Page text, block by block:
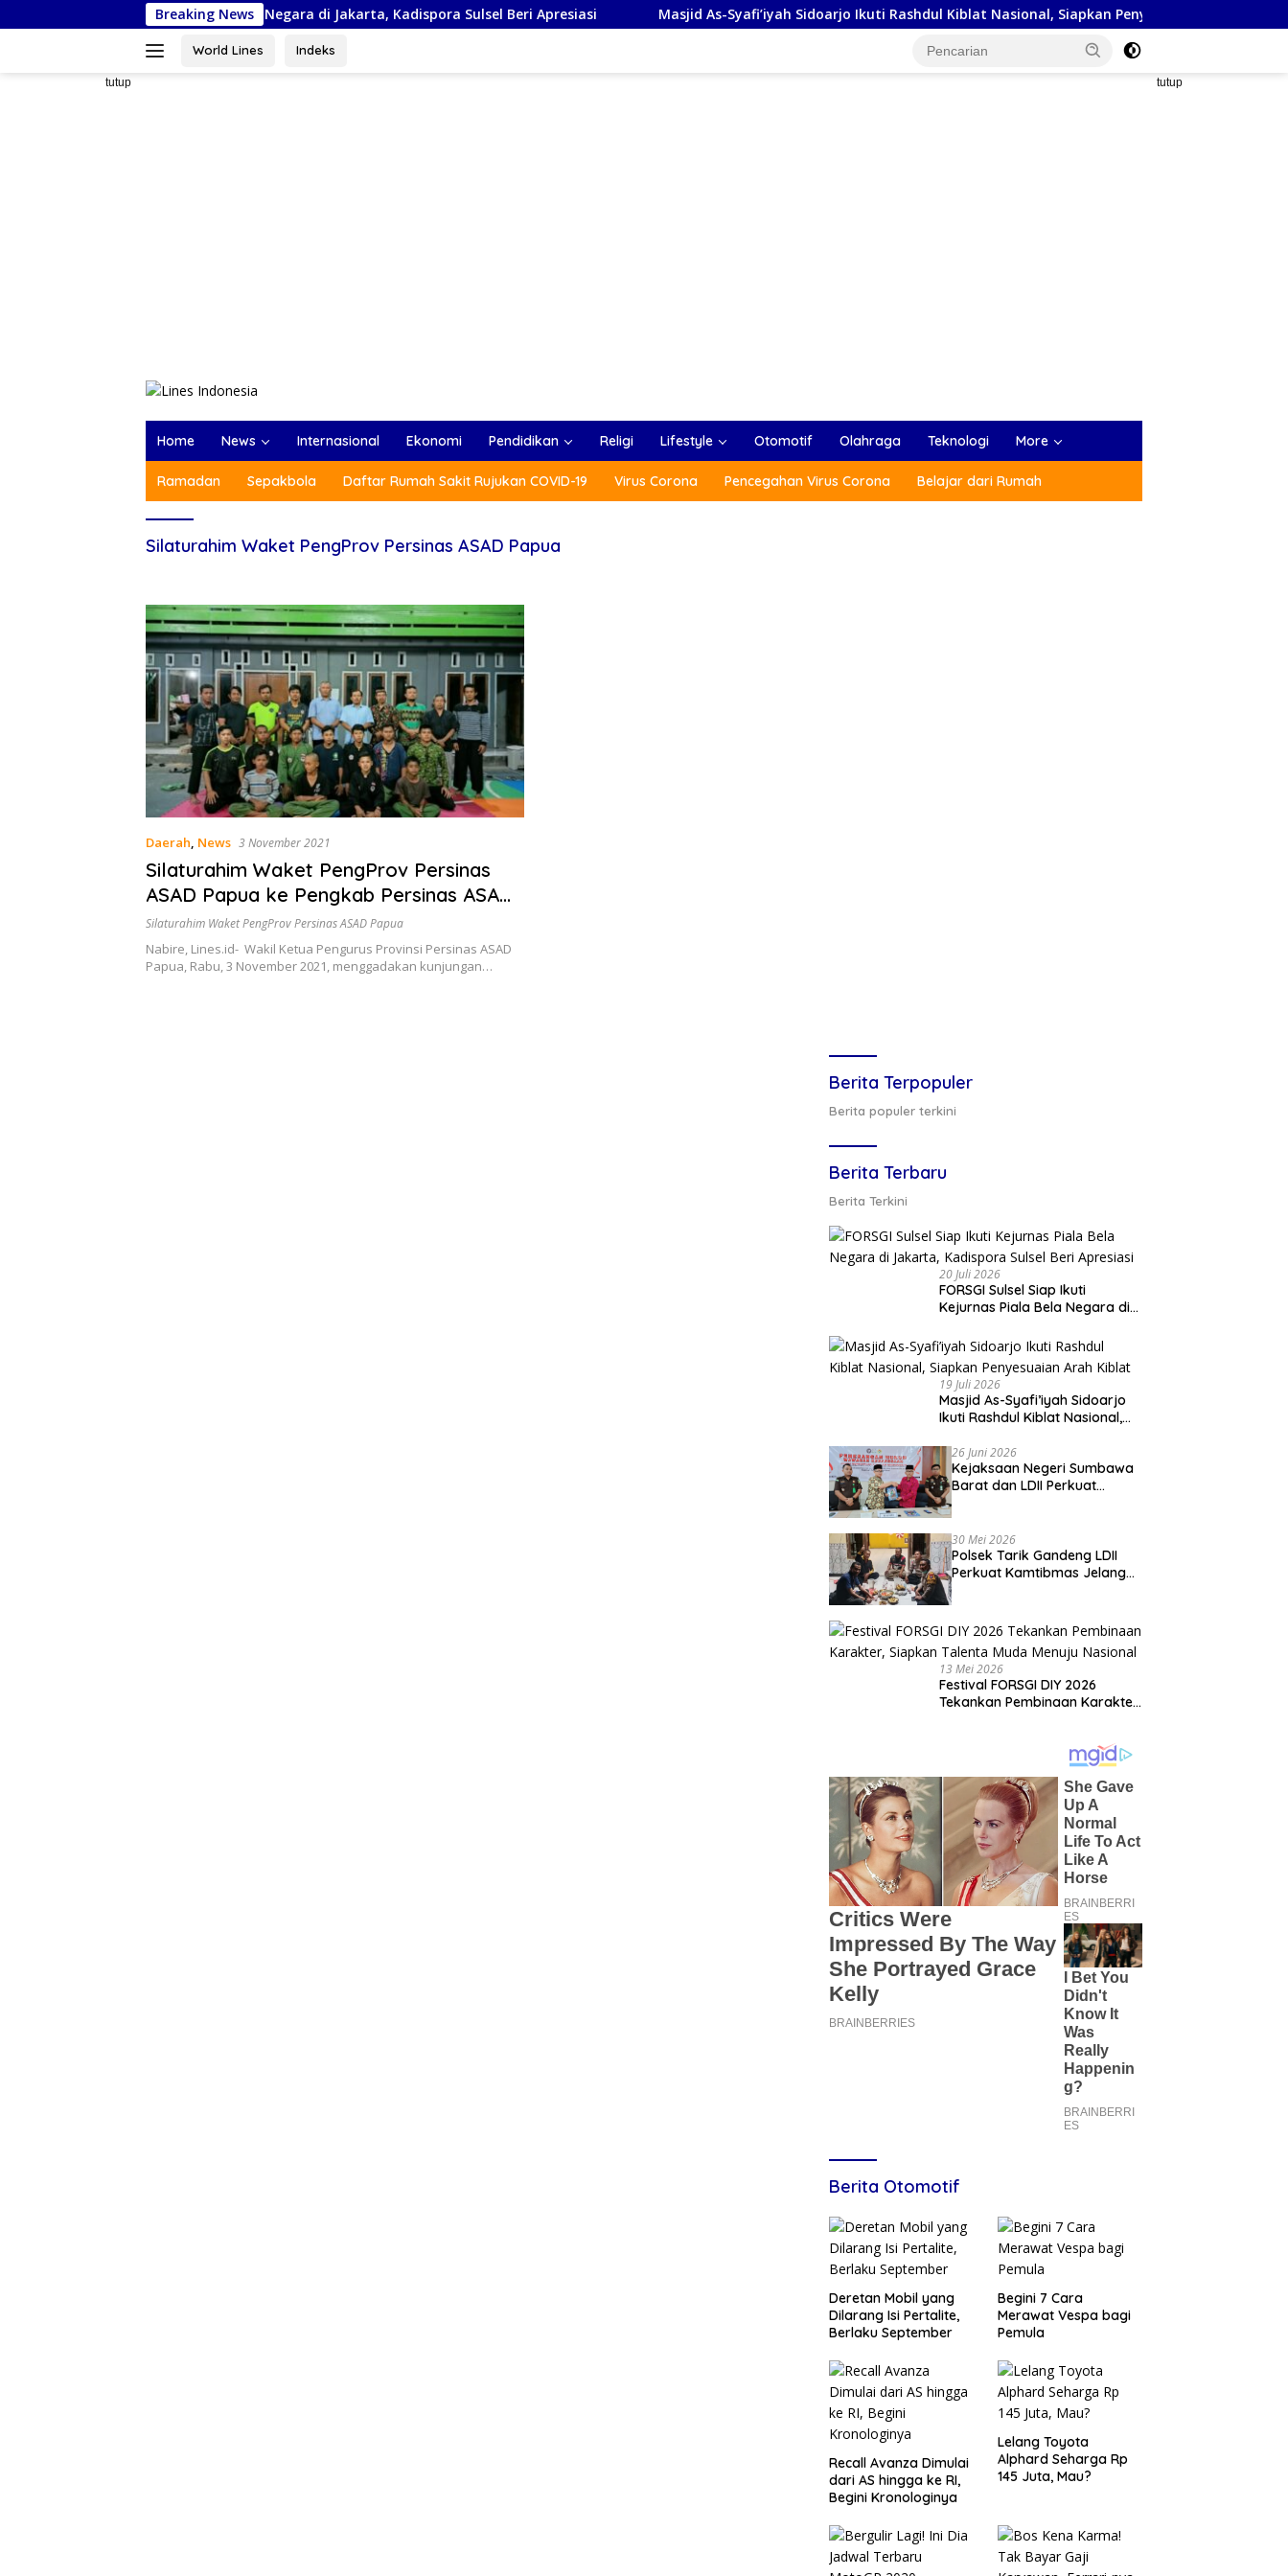
ke
Breaking News
Ikuti Kejurnas Piala Bela Negara di Jakarta, Kadispora Sulsel Beri Apresiasi Masjid As-Syafi’iyah Sidoarjo Ikuti Rashdul Kiblat Nasional, Siapkan Penyesuaian Arah Kiblat
World Lines Indeks
tutup tutup
Home News Internasional Ekonomi Pendidikan Religi Lifestyle Otomotif Olahraga Teknologi More
Ramadan Sepakbola Daftar Rumah Sakit Rujukan COVID-19 Virus Corona Pencegahan Virus Corona Belajar dari Rumah
Silaturahim Waket PengProv Persinas ASAD Papua
Daerah, News 3 November 2021
Silaturahim Waket PengProv Persinas
ASAD Papua ke Pengkab Persinas ASAD
Nabire, ini pesannya
Silaturahim Waket PengProv Persinas ASAD Papua
Nabire, Lines.id- Wakil Ketua Pengurus Provinsi Persinas ASAD
Papua, Rabu, 3 November 2021, menggadakan kunjungan…
Berita Terpopuler
Berita populer terkini
Berita Terbaru
Berita Terkini
20 Juli 2026
FORSGI Sulsel Siap Ikuti
Kejurnas Piala Bela Negara di
Apresiasi
19 Juli 2026
Masjid As-Syafi’iyah Sidoarjo
Ikuti Rashdul Kiblat Nasional,
Kiblat
26 Juni 2026
Kejaksaan Negeri Sumbawa
Barat dan LDII Perkuat
Empat Pilar Kebangsaan
30 Mei 2026
Polsek Tarik Gandeng LDII
Perkuat Kamtibmas Jelang
13 Mei 2026
Festival FORSGI DIY 2026
Tekankan Pembinaan Karakter,
Berita Otomotif
Deretan Mobil yang
Dilarang Isi Pertalite,
Berlaku September
Begini 7 Cara
Merawat Vespa bagi
Pemula
Recall Avanza Dimulai
dari AS hingga ke RI,
Begini Kronologinya
Lelang Toyota
Alphard Seharga Rp
145 Juta, Mau?